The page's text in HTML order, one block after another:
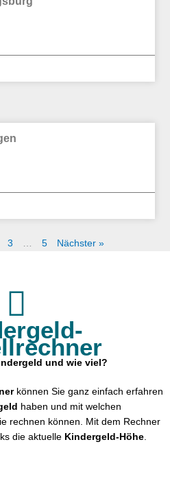
3 5 Nächster »
und wie viel?
können Sie ganz einfach erfahren
haben und mit welchen
rechnen können. Mit dem Rechner
die aktuelle Kindergeld-Höhe.